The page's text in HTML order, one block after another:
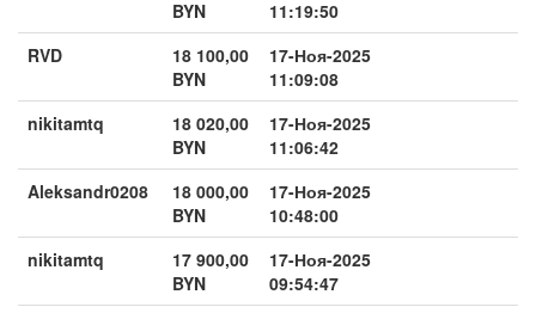
BYN
11:19:50
RVD
18 100,00
BYN
17-Ноя-2025
11:09:08
nikitamtq
18 020,00
BYN
17-Ноя-2025
11:06:42
Aleksandr0208
18 000,00
BYN
17-Ноя-2025
10:48:00
nikitamtq
17 900,00
BYN
17-Ноя-2025
09:54:47